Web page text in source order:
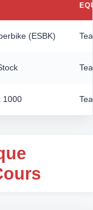
(ESBK)
1000